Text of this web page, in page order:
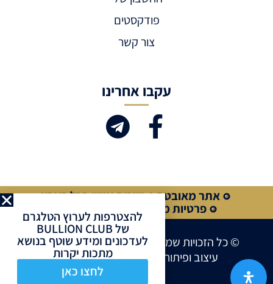
פודקסטים
צור קשר
עקבו אחרינו
אתר מאובטח
שירות אישי בכל הארץ
פרטיות מלאה
קנייה מאובטחת
עיצוב ופיתוח אתרים ע”יSite Market
© כל הזכויות שמורות לחברת BULLION CLUB
להצטרפות לערוץ הטלגרם
של BULLION CLUB
לעדכונים ומידע שוטף בנושא
מתכות יקרות
לחצו כאן